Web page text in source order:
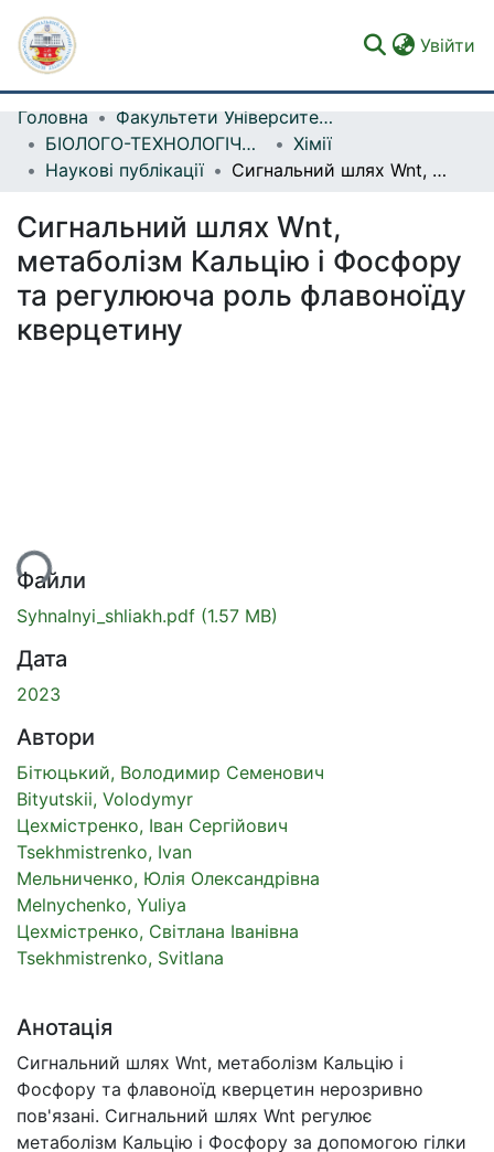
Увійти
Фонди та зібрання
Пошук за критеріями
Статистика
Головна
Факультети Університету
БІОЛОГО-ТЕХНОЛОГІЧНИЙ ФАКУЛЬТЕТ
Хімії
Наукові публікації
Сигнальний шлях Wnt, метаболізм Кальцію і Фосфору та регулююча роль флавоноїду кверцетину
Сигнальний шлях Wnt,
метаболізм Кальцію і Фосфору
та регулююча роль флавоноїду
кверцетину
Файли
Syhnalnyi_shliakh.pdf (1.57 MB)
Дата
2023
Автори
Бітюцький, Володимир Семенович
Bityutskii, Volodymyr
Цехмістренко, Іван Сергійович
Tsekhmistrenko, Ivan
Мельниченко, Юлія Олександрівна
Melnychenko, Yuliya
Цехмістренко, Світлана Іванівна
Tsekhmistrenko, Svitlana
Анотація
Сигнальний шлях Wnt, метаболізм Кальцію і
Фосфору та флавоноїд кверцетин нерозривно
пов'язані. Сигнальний шлях Wnt регулює
метаболізм Кальцію і Фосфору за допомогою гілки